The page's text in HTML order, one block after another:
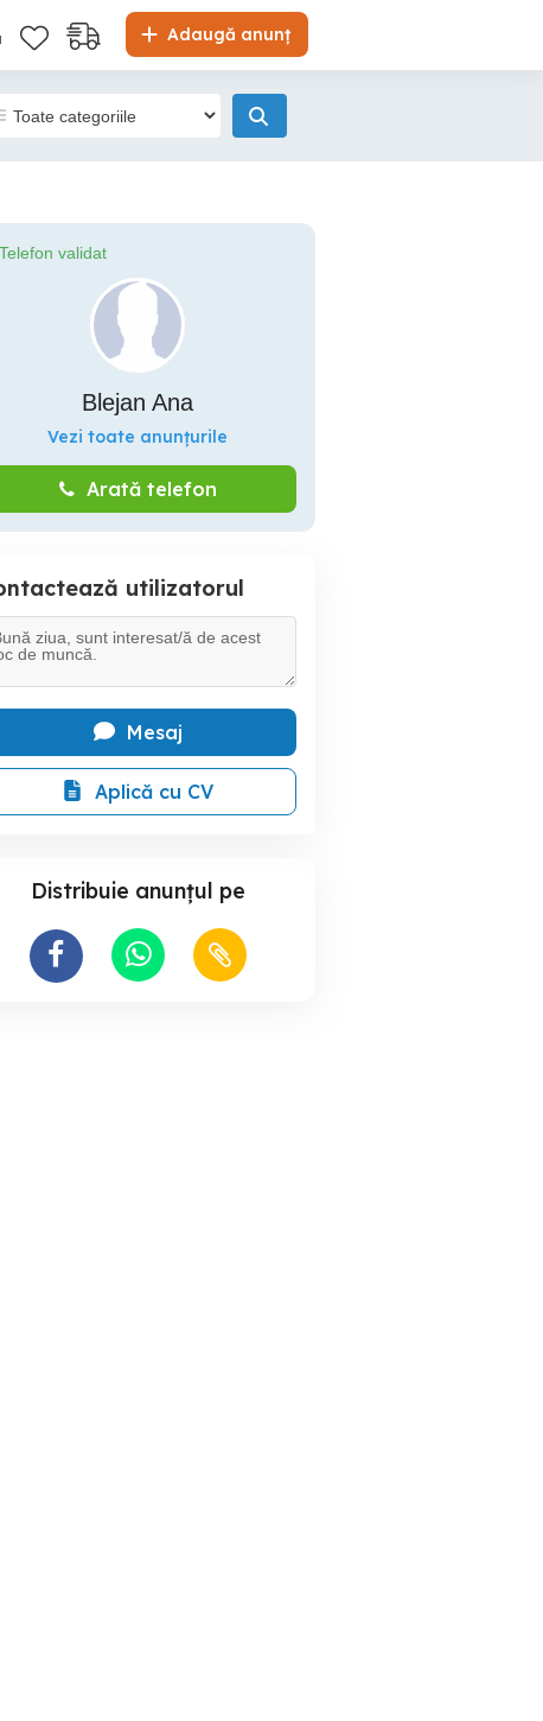
Adaugă anunț
Telefon validat
Blejan Ana
Vezi toate anunțurile
Arată telefon
utilizatorul
Mesaj
Aplică cu CV
Distribuie anunțul pe